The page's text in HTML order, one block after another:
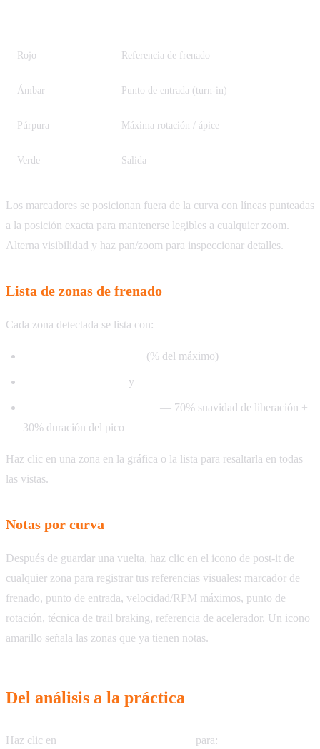
Rojo Referencia de frenado
Ámbar Punto de entrada (turn-in)
Púrpura Máxima rotación / ápice
Verde Salida
Los marcadores se posicionan fuera de la curva con líneas punteadas
a la posición exacta para mantenerse legibles a cualquier zoom.
Alterna visibilidad y haz pan/zoom para inspeccionar detalles.
Lista de zonas de frenado
Cada zona detectada se lista con:
(% del máximo)
y
— 70% suavidad de liberación +
30% duración del pico
Haz clic en una zona en la gráfica o la lista para resaltarla en todas
las vistas.
Notas por curva
Después de guardar una vuelta, haz clic en el icono de post-it de
cualquier zona para registrar tus referencias visuales: marcador de
frenado, punto de entrada, velocidad/RPM máximos, punto de
rotación, técnica de trail braking, referencia de acelerador. Un icono
amarillo señala las zonas que ya tienen notas.
Del análisis a la práctica
Haz clic en para: